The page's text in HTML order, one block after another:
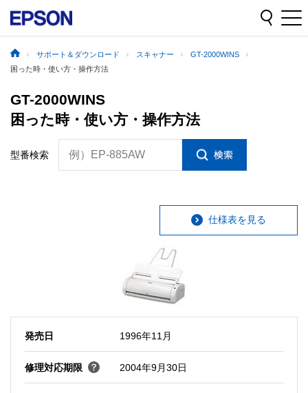
サポート＆ダウンロード スキャナー
GT-2000WINS
困った時・使い方・操作方法
GT-2000WINS
困った時・使い方・操作方法
型番検索 例）EP-885AW
仕様表を見る
発売日 1996年11月
修理対応期限 2004年9月30日